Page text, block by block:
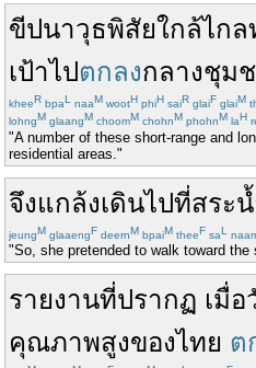
ขีปนาวุธพิสัยใกล้ไกล
เป้าไปตกลงกลางชุม
kheeR bpaL naaM wootH phiH saiR glaiF glaiM
lohngM glaangM choomM chohnM phohnM laH
"A number of these short-range and
residential areas."
จึงแกล้งเดินไปที่สระ
jeungM glaaengF deernM bpaiM theeF saL
"So, she pretended to walk toward
รายงานที่ปรากฏ เมื่อ
คุณภาพสูงของไทย ต